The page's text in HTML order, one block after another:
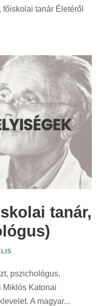
tanár Életéről
tanár,
pszichológus,
Miklós Katonai
A magyar...